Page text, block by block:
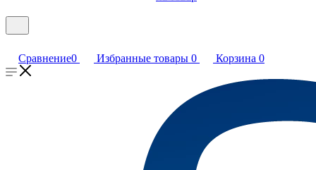
Сравнение0 Избранные товары 0 Корзина 0